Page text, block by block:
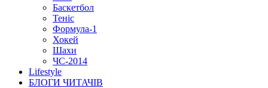
Баскетбол
Теніс
Формула-1
Хокей
Шахи
ЧС-2014
Lifestyle
БЛОГИ ЧИТАЧІВ